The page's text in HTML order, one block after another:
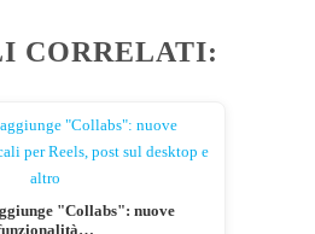
CORRELATI:
"Collabs": nuove